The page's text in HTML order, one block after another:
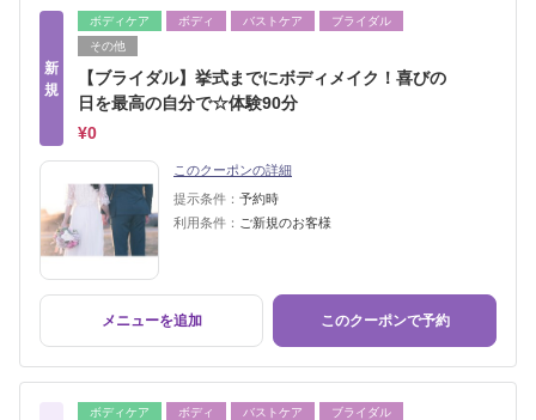
新
規
ボディケア ボディ バストケア
ブライダル
その他
【ブライダル】挙式までにボディメイク！喜びの
日を最高の自分で☆体験90分
¥0
このクーポンの詳細
提示条件： 予約時
利用条件： ご新規のお客様
メニューを追加 このクーポンで予約
ボディケア ボディ バストケア
ブライダル